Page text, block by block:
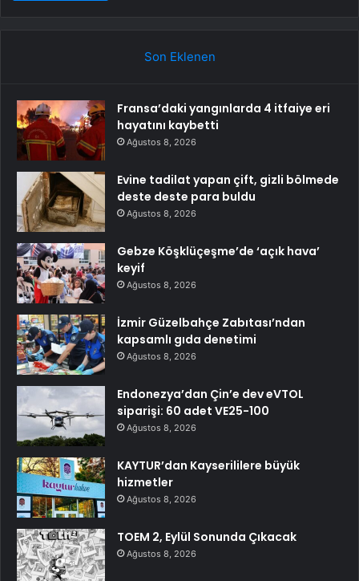
Son Eklenen
Fransa’daki yangınlarda 4 itfaiye eri
hayatını kaybetti
Ağustos 8, 2026
Evine tadilat yapan çift, gizli bölmede
deste deste para buldu
Ağustos 8, 2026
Gebze Köşklüçeşme’de ‘açık hava’
keyif
Ağustos 8, 2026
İzmir Güzelbahçe Zabıtası’ndan
kapsamlı gıda denetimi
Ağustos 8, 2026
Endonezya’dan Çin’e dev eVTOL
siparişi: 60 adet VE25-100
Ağustos 8, 2026
KAYTUR’dan Kayserililere büyük
hizmetler
Ağustos 8, 2026
TOEM 2, Eylül Sonunda Çıkacak
Ağustos 8, 2026